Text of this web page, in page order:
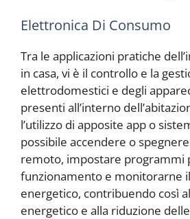
Elettronica Di Consumo
Tra le applicazioni pratiche
in casa, vi è il controllo e la
elettrodomestici e degli
presenti all’interno
l’utilizzo di apposite app o
possibile accendere o
remoto, impostare programmi
funzionamento e monitorarne
energetico, contribuendo così
energetico e alla riduzione